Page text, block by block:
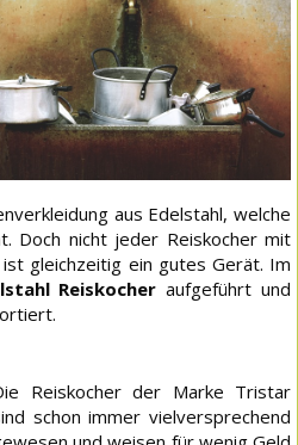
aus Edelstahl, welche
Doch nicht jeder Reiskocher mit
gleichzeitig ein gutes Gerät. Im
Reiskocher aufgeführt und
Reiskocher der Marke Tristar
schon immer vielversprechend